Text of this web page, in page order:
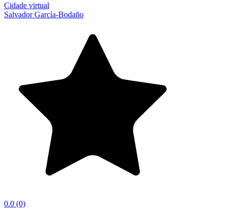
Cidade virtual
Salvador García-Bodaño
0.0 (0)